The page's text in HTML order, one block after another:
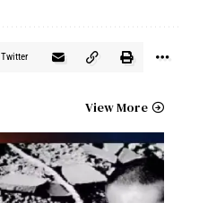
Twitter
View More